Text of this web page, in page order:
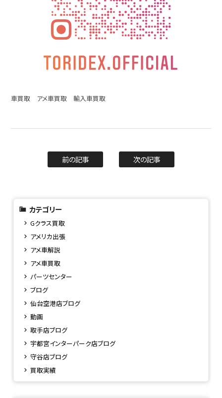
車買取 アメ車買取 輸入車買取
前の記事 次の記事
カテゴリー
Gクラス買取
アメリカ出張
アメ車解説
アメ車買取
パーツセンター
ブログ
仙台空港店ブログ
動画
取手店ブログ
宇都宮インターパーク店ブログ
守谷店ブログ
買取実績